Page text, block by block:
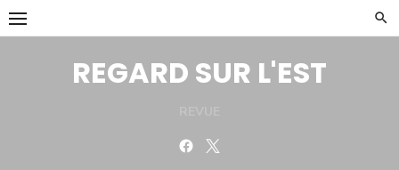
Skip
to
REGARD SUR L'EST
Facebook